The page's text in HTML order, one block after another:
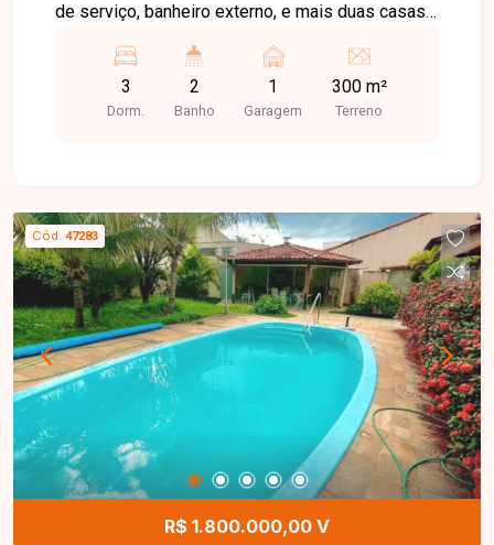
de serviço, banheiro externo, e mais duas casas
localização na Avenida Duque de Caxias, com
fluxo intenso de veículos, ideal para fins
comerciais.
3
Dorm.
2
Banho
1
Garagem
300 m²
Terreno
Cód. 47283
R$ 1.800.000,00 V